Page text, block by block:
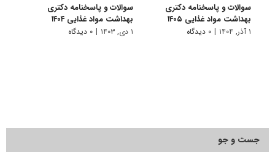
سوالات و پاسخنامه دکتری
بهداشت مواد غذایی ۱۴۰۵
۱ آذر, ۱۴۰۴ | ۰ دیدگاه
سوالات و پاسخنامه دکتری
بهداشت مواد غذایی ۱۴۰۴
۱ دی, ۱۴۰۳ | ۰ دیدگاه
جست و جو